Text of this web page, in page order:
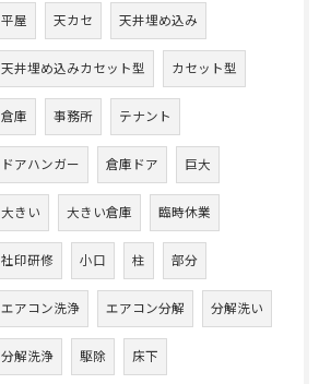
平屋 天カセ 天井埋め込み
天井埋め込みカセット型 カセット型
倉庫 事務所 テナント
ドアハンガー 倉庫ドア 巨大
大きい 大きい倉庫 臨時休業
社印研修 小口 柱 部分
エアコン洗浄 エアコン分解 分解洗い
分解洗浄 駆除 床下